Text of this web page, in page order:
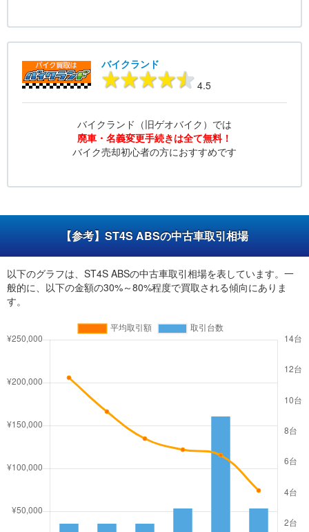
バイクランド
4.5
バイクランド（旧ゲオバイク）では
廃車・名義変更手続きは全て無料！
バイク売却初心者の方におすすめです
【参考】ST4S ABSの中古車取引相場
以下のグラフは、ST4S ABSの中古車取引相場を表しています。一
般的に、以下の金額の30%～80%程度で買取される傾向にありま
す。